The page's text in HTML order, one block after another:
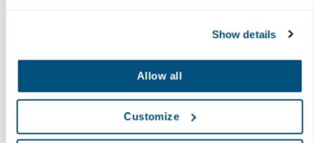
Show details
Allow all
Customize